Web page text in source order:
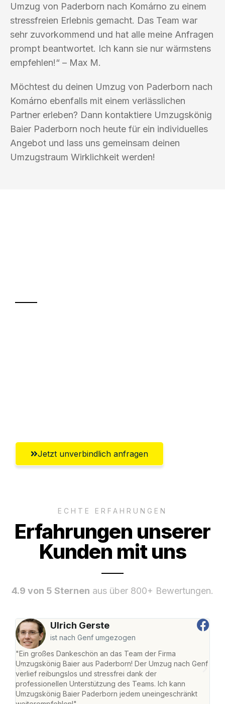
Umzug von Paderborn nach Komárno zu einem
stressfreien Erlebnis gemacht. Das Team war
sehr zuvorkommend und hat alle meine Anfragen
prompt beantwortet. Ich kann sie nur wärmstens
empfehlen!“ – Max M.
Möchtest du deinen Umzug von Paderborn nach
Komárno ebenfalls mit einem verlässlichen
Partner erleben? Dann kontaktiere Umzugskönig
Baier Paderborn noch heute für ein individuelles
Angebot und lass uns gemeinsam deinen
Umzugstraum Wirklichkeit werden!
Jetzt unverbindlich anfragen
ECHTE ERFAHRUNGEN
Erfahrungen unserer
Kunden mit uns
4.9 von 5 Sternen aus über 800+ Bewertungen.
Ulrich Gerste
ist nach Genf umgezogen
"Ein großes Dankeschön an das Team der Firma
Umzugskönig Baier aus Paderborn! Der Umzug nach Genf
verlief reibungslos und stressfrei dank der
professionellen Unterstützung des Teams. Ich kann
Umzugskönig Baier Paderborn jedem uneingeschränkt